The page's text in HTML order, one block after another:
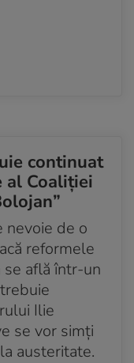
continuat
al Coaliției
nevoie de o
reformele
se află într-un
Ilie
se vor simți
austeritate.